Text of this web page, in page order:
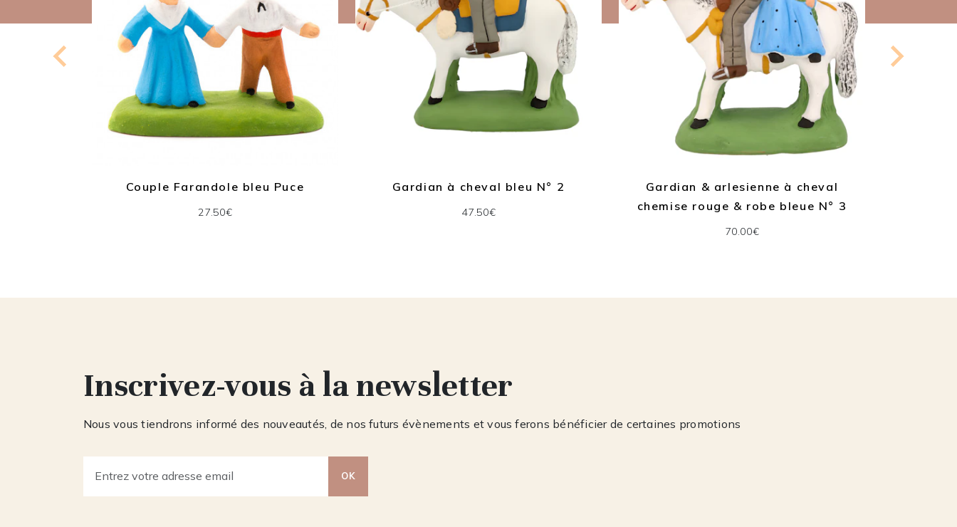
Couple Farandole bleu Puce
27.50€
Gardian à cheval bleu N° 2
47.50€
Gardian & arlesienne à cheval
chemise rouge & robe bleue N° 3
70.00€
Inscrivez-vous à la newsletter
Nous vous tiendrons informé des nouveautés, de nos futurs évènements et vous ferons bénéficier de certaines promotions
OK